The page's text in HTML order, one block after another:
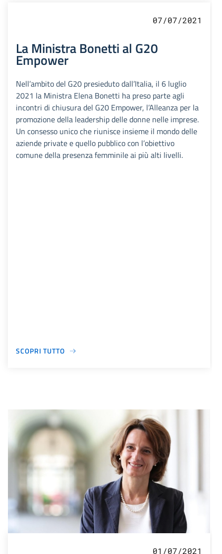
07/07/2021
La Ministra Bonetti al G20
Empower
Nell’ambito del G20 presieduto dall’Italia, il 6 luglio
2021 la Ministra Elena Bonetti ha preso parte agli
incontri di chiusura del G20 Empower, l’Alleanza per la
promozione della leadership delle donne nelle imprese.
Un consesso unico che riunisce insieme il mondo delle
aziende private e quello pubblico con l’obiettivo
comune della presenza femminile ai più alti livelli.
SCOPRI TUTTO
01/07/2021